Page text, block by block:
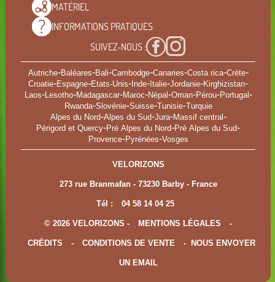
MATÉRIEL
INFORMATIONS PRATIQUES
SUIVEZ-NOUS :
Autriche-Baléares-Bali-Cambodge-Canaries-Costa rica-Crète-
Croatie-Espagne-Etats-Unis-Inde-Italie-Jordanie-Kirghizistan-
Laos-Lesotho-Madagascar-Maroc-Népal-Oman-Pérou-Portugal-
Rwanda-Slovénie-Suisse-Tunisie-Turquie
Alpes du Nord-Alpes du Sud-Jura-Massif central-
Périgord et Quercy-Pré Alpes du Nord-Pré Alpes du Sud-
Provence-Pyrénées-Vosges
VELORIZONS
273 rue Branmafan - 73230 Barby - France
Tél : 04 58 14 04 25
© 2026 VELORIZONS - MENTIONS LÉGALES -
CRÉDITS - CONDITIONS DE VENTE - NOUS ENVOYER
UN EMAIL